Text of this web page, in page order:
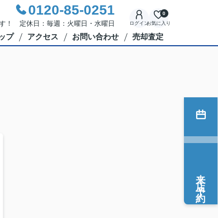
0120-85-0251
！ 定休日：毎週：火曜日・水曜日 ログインお気に入り
0
プ アクセス お問い合わせ 売却査定
来店予約